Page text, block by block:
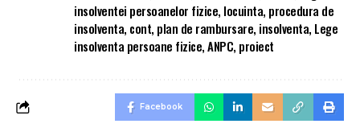
insolventei persoanelor fizice, locuinta, procedura de
insolventa, cont, plan de rambursare, insolventa, Lege
insolventa persoane fizice,ANPC, proiect
Facebook